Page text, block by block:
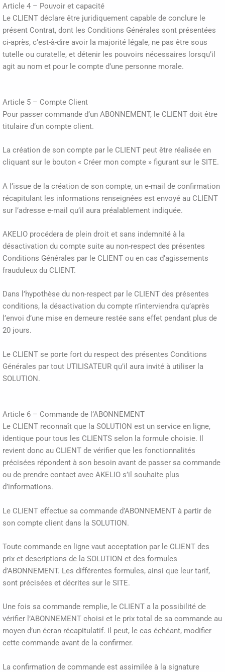
Article 4 – Pouvoir et capacité
Le CLIENT déclare être juridiquement capable de conclure le
présent Contrat, dont les Conditions Générales sont présentées
ci-après, c’est-à-dire avoir la majorité légale, ne pas être sous
tutelle ou curatelle, et détenir les pouvoirs nécessaires lorsqu’il
agit au nom et pour le compte d’une personne morale.
Article 5 – Compte Client
Pour passer commande d’un ABONNEMENT, le CLIENT doit être
titulaire d’un compte client.
La création de son compte par le CLIENT peut être réalisée en
cliquant sur le bouton « Créer mon compte » figurant sur le SITE.
A l’issue de la création de son compte, un e-mail de confirmation
récapitulant les informations renseignées est envoyé au CLIENT
sur l’adresse e-mail qu’il aura préalablement indiquée.
AKELIO procédera de plein droit et sans indemnité à la
désactivation du compte suite au non-respect des présentes
Conditions Générales par le CLIENT ou en cas d’agissements
frauduleux du CLIENT.
Dans l’hypothèse du non-respect par le CLIENT des présentes
conditions, la désactivation du compte n’interviendra qu’après
l’envoi d’une mise en demeure restée sans effet pendant plus de
20 jours.
Le CLIENT se porte fort du respect des présentes Conditions
Générales par tout UTILISATEUR qu’il aura invité à utiliser la
SOLUTION.
Article 6 – Commande de l’ABONNEMENT
Le CLIENT reconnaît que la SOLUTION est un service en ligne,
identique pour tous les CLIENTS selon la formule choisie. Il
revient donc au CLIENT de vérifier que les fonctionnalités
précisées répondent à son besoin avant de passer sa commande
ou de prendre contact avec AKELIO s’il souhaite plus
d’informations.
Le CLIENT effectue sa commande d’ABONNEMENT à partir de
son compte client dans la SOLUTION.
Toute commande en ligne vaut acceptation par le CLIENT des
prix et descriptions de la SOLUTION et des formules
d’ABONNEMENT. Les différentes formules, ainsi que leur tarif,
sont précisées et décrites sur le SITE.
Une fois sa commande remplie, le CLIENT a la possibilité de
vérifier l’ABONNEMENT choisi et le prix total de sa commande au
moyen d’un écran récapitulatif. Il peut, le cas échéant, modifier
cette commande avant de la confirmer.
La confirmation de commande est assimilée à la signature